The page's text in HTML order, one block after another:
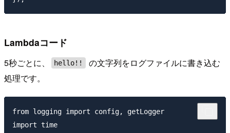
Lambdaコード
5秒ごとに、 hello!!
の文字列をログファイルに書き込む
処理です。
from logging import config, getLogger
import time